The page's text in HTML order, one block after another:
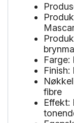
Farge:
Finish:
fibre
Effekt: